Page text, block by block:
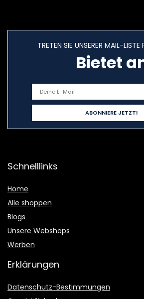
TRETEN SIE UNSERER MAIL-LISTE
Bietet
Schnelllinks
Home
Alle shoppen
Blogs
Unsere Webshops
Werben
Erklärungen
Datenschutz-Bestimmungen